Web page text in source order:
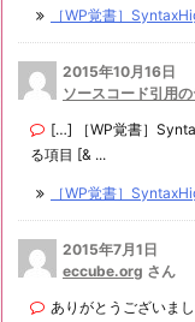
［WP覚書］
2015年10月16日
ソースコード引用
[…] ［WP覚書］
る項目 [& ...
［WP覚書］
2015年7月1日
eccube.org さん
ありがとうございま